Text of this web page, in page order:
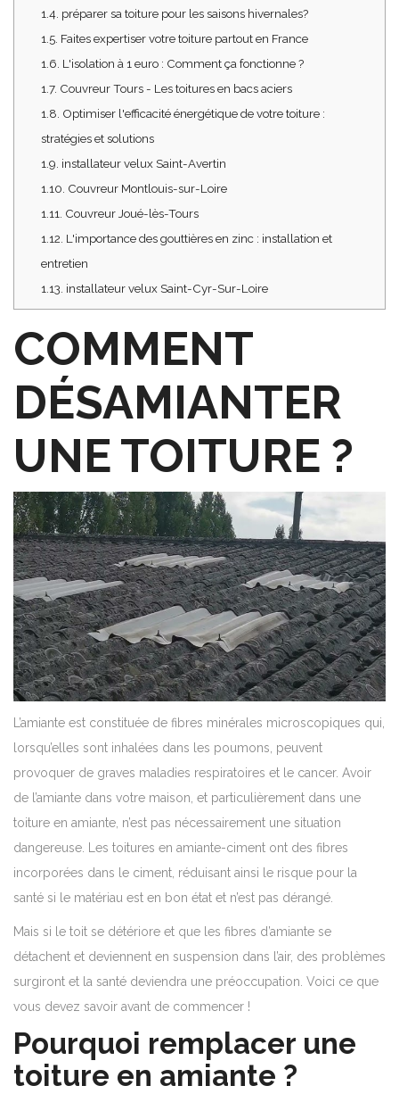
1.4. préparer sa toiture pour les saisons hivernales?
1.5. Faites expertiser votre toiture partout en France
1.6. L'isolation à 1 euro : Comment ça fonctionne ?
1.7. Couvreur Tours - Les toitures en bacs aciers
1.8. Optimiser l'efficacité énergétique de votre toiture :
stratégies et solutions
1.9. installateur velux Saint-Avertin
1.10. Couvreur Montlouis-sur-Loire
1.11. Couvreur Joué-lès-Tours
1.12. L'importance des gouttières en zinc : installation et
entretien
1.13. installateur velux Saint-Cyr-Sur-Loire
COMMENT
DÉSAMIANTER
UNE TOITURE ?
L’amiante est constituée de fibres minérales microscopiques qui,
lorsqu’elles sont inhalées dans les poumons, peuvent
provoquer de graves maladies respiratoires et le cancer. Avoir
de l’amiante dans votre maison, et particulièrement dans une
toiture en amiante, n’est pas nécessairement une situation
dangereuse.
Les toitures en amiante-ciment ont des fibres
incorporées dans le ciment, réduisant ainsi le risque pour la
santé si le matériau est en bon état et n’est pas dérangé.
Mais si le toit se détériore et que les fibres d’amiante se
détachent et deviennent en suspension dans l’air, des problèmes
surgiront et la santé deviendra une préoccupation. Voici ce que
vous devez savoir avant de commencer !
Pourquoi remplacer une
toiture en amiante ?